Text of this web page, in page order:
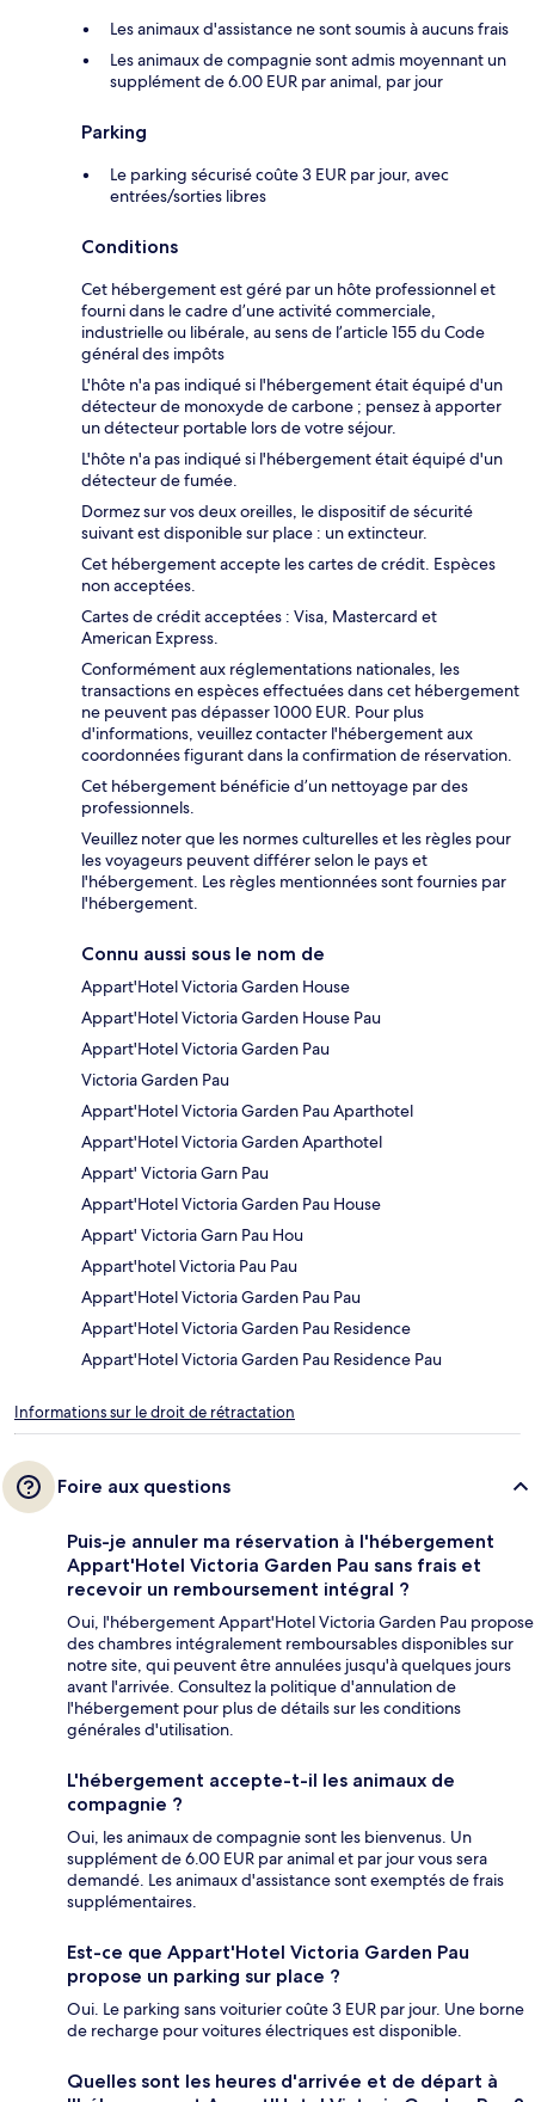
Les animaux d'assistance ne sont soumis à aucuns frais
Les animaux de compagnie sont admis moyennant un
supplément de 6.00 EUR par animal, par jour
Parking
Le parking sécurisé coûte 3 EUR par jour, avec
entrées/sorties libres
Conditions
Cet hébergement est géré par un hôte professionnel et
fourni dans le cadre d’une activité commerciale,
industrielle ou libérale, au sens de l’article 155 du Code
général des impôts
L'hôte n'a pas indiqué si l'hébergement était équipé d'un
détecteur de monoxyde de carbone ; pensez à apporter
un détecteur portable lors de votre séjour.
L'hôte n'a pas indiqué si l'hébergement était équipé d'un
détecteur de fumée.
Dormez sur vos deux oreilles, le dispositif de sécurité
suivant est disponible sur place : un extincteur.
Cet hébergement accepte les cartes de crédit. Espèces
non acceptées.
Cartes de crédit acceptées : Visa, Mastercard et
American Express.
Conformément aux réglementations nationales, les
transactions en espèces effectuées dans cet hébergement
ne peuvent pas dépasser 1000 EUR. Pour plus
d'informations, veuillez contacter l'hébergement aux
coordonnées figurant dans la confirmation de réservation.
Cet hébergement bénéficie d’un nettoyage par des
professionnels.
Veuillez noter que les normes culturelles et les règles pour
les voyageurs peuvent différer selon le pays et
l'hébergement. Les règles mentionnées sont fournies par
l'hébergement.
Connu aussi sous le nom de
Appart'Hotel Victoria Garden House
Appart'Hotel Victoria Garden House Pau
Appart'Hotel Victoria Garden Pau
Victoria Garden Pau
Appart'Hotel Victoria Garden Pau Aparthotel
Appart'Hotel Victoria Garden Aparthotel
Appart' Victoria Garn Pau
Appart'Hotel Victoria Garden Pau House
Appart' Victoria Garn Pau Hou
Appart'hotel Victoria Pau Pau
Appart'Hotel Victoria Garden Pau Pau
Appart'Hotel Victoria Garden Pau Residence
Appart'Hotel Victoria Garden Pau Residence Pau
Informations sur le droit de rétractation
Foire aux questions
Puis-je annuler ma réservation à l'hébergement
Appart'Hotel Victoria Garden Pau sans frais et
recevoir un remboursement intégral ?
Oui, l'hébergement Appart'Hotel Victoria Garden Pau propose
des chambres intégralement remboursables disponibles sur
notre site, qui peuvent être annulées jusqu'à quelques jours
avant l'arrivée. Consultez la politique d'annulation de
l'hébergement pour plus de détails sur les conditions
générales d'utilisation.
L'hébergement accepte-t-il les animaux de
compagnie ?
Oui, les animaux de compagnie sont les bienvenus. Un
supplément de 6.00 EUR par animal et par jour vous sera
demandé. Les animaux d'assistance sont exemptés de frais
supplémentaires.
Est-ce que Appart'Hotel Victoria Garden Pau
propose un parking sur place ?
Oui. Le parking sans voiturier coûte 3 EUR par jour. Une borne
de recharge pour voitures électriques est disponible.
Quelles sont les heures d'arrivée et de départ à